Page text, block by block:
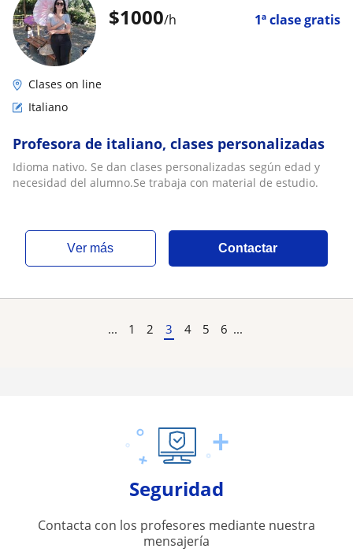
$1000/h 1ª clase gratis
Clases on line
Italiano
Profesora de italiano, clases personalizadas
Idioma nativo. Se dan clases personalizadas según edad y
necesidad del alumno.Se trabaja con material de estudio.
ver más Contactar
... 1 2 3 4 5 6 ...
Seguridad
Contacta con los profesores mediante nuestra
mensajería